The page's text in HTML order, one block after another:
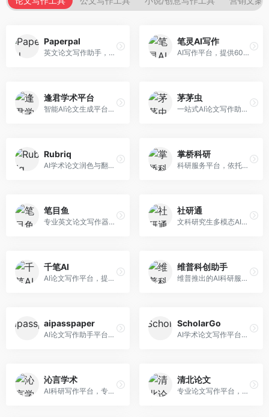
Paperpal
英文论文写作助手，专注于学术英语润色。面向需要发表国际期刊的研究者，提供语法检查、学术表达优化、格式规范等服务，英语表达地道专业。
笔灵AI写作
AI写作平台，提供600+写作模板。面向学生、职场人士和内容创作者，支持论文、公文、营销文案等多种文体，模板丰富，一键生成，写作效率大幅提升。
逢君学术平台
智能AI论文生成平台，支持查重检测。面向高校学生和研究人员，提供论文选题、内容生成、查重修改等一站式服务，学术写作流程完整。
茅茅虫
一站式AI论文写作助手，覆盖学术写作全场景。面向高校学生和科研人员，提供开题报告、文献综述、论文正文等写作服务，支持多学科多类型论文，操作简便。
Rubriq
AI学术论文润色与翻译平台。面向国际期刊投稿者，提供论文润色、翻译、格式调整等服务，支持多语言，学术表达专业规范。
掌桥科研
科研服务平台，依托3亿+真实文献数据库。面向学术研究者和学生，提供文献检索、论文写作、科研数据分析等服务，文献资源丰富，学术支持专业。
笔目鱼
专业英文论文写作器，支持学术论文全流程。面向留学生和国际期刊投稿者，提供英文论文撰写、润色、格式调整等服务，学术英语表达规范。
社研通
文科研究生多模态AI学术写作平台。面向文科研究生和社科研究者，提供文献综述、理论分析、定性研究辅助等服务，文科研究方法论支持完善。
千笔AI
AI论文写作平台，提供无限改稿服务。面向高校学生和学术研究者，支持论文选题、大纲生成、内容撰写、查重修改等全流程服务，改稿次数不限，服务质量有保障。
维普科创助手
维普推出的AI科研服务平台，整合学术资源与智能写作。面向科研人员和高校师生，提供文献检索、论文写作、查重检测等一站式服务，学术资源权威可靠。
aipasspaper
AI论文写作助手平台，提供智能化的学术写作支持。面向大学生和研究人员，支持多种学科论文生成，提供参考文献管理和格式规范服务，写作效率高。
ScholarGo
AI学术论文写作平台，专注于理工科领域的逻辑构建。面向理工科研究生和科研工作者，提供公式编辑、数据分析、论文结构优化等服务，理工科写作逻辑严谨。
沁言学术
AI科研写作平台，专注于学术研究辅助。面向研究生和科研工作者，提供文献分析、研究方法指导、论文撰写等服务，学术资源丰富，研究支持全面。
清北论文
专业论文写作平台，依托高校学术资源。面向本科生和研究生，提供论文指导、写作辅助、查重检测等服务，学术规范性强，适合追求高质量论文的用户。